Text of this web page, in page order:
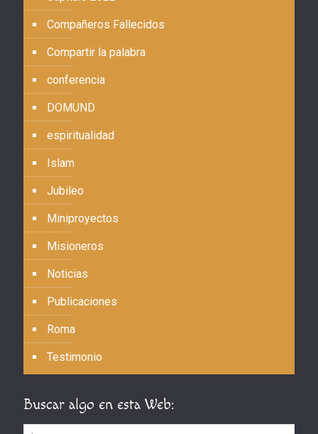
Compañeros Fallecidos
Compartir la palabra
conferencia
DOMUND
espiritualidad
Islam
Jubileo
Miniproyectos
Misioneros
Noticias
Publicaciones
Roma
Testimonio
Buscar algo en esta Web: